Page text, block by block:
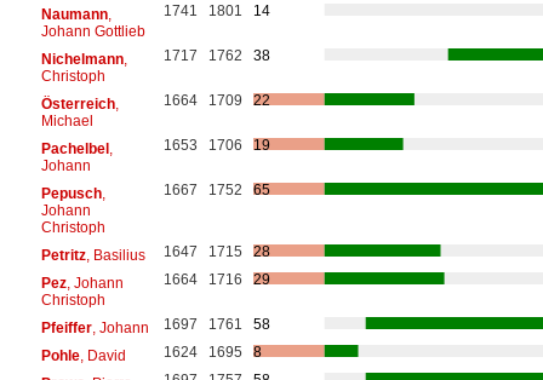
Naumann,
Johann Gottlieb
1741 1801 14
Nichelmann,
Christoph
1717 1762 38
Österreich,
Michael
1664 1709 22
Pachelbel,
Johann
1653 1706 19
Pepusch,
Johann
Christoph
1667 1752 65
Petritz, Basilius 1647 1715
28
Pez, Johann
Christoph
1664 1716 29
Pfeiffer, Johann 1697 1761
58
Pohle, David 1624 1695
8